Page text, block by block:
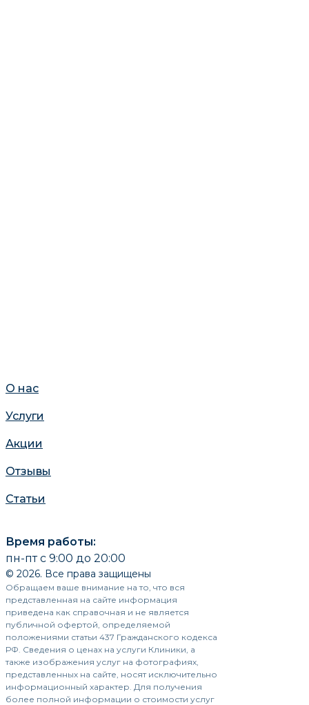
О нас
Услуги
Акции
Отзывы
Статьи
Время работы:
пн-пт с 9:00 до 20:00
© 2026. Все права защищены
Обращаем ваше внимание на то, что вся
представленная на сайте информация
приведена как справочная и не является
публичной офертой, определяемой
положениями статьи 437 Гражданского кодекса
РФ. Сведения о ценах на услуги Клиники, а
также изображения услуг на фотографиях,
представленных на сайте, носят исключительно
информационный характер. Для получения
более полной информации о стоимости услуг